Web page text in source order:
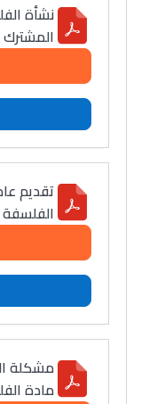
نشأة
المشترك
تقديم
مشكلة
مادة